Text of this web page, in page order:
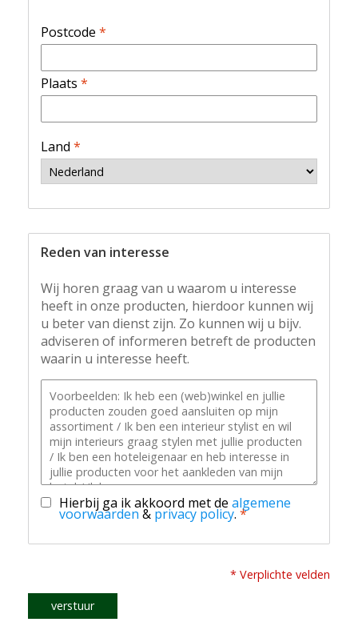
Postcode *
Plaats *
Land *
Reden van interesse
Wij horen graag van u waarom u interesse
heeft in onze producten, hierdoor kunnen wij
u beter van dienst zijn. Zo kunnen wij u bijv.
adviseren of informeren betreft de producten
waarin u interesse heeft.
Hierbij ga ik akkoord met de algemene
voorwaarden & privacy policy. *
* Verplichte velden
verstuur